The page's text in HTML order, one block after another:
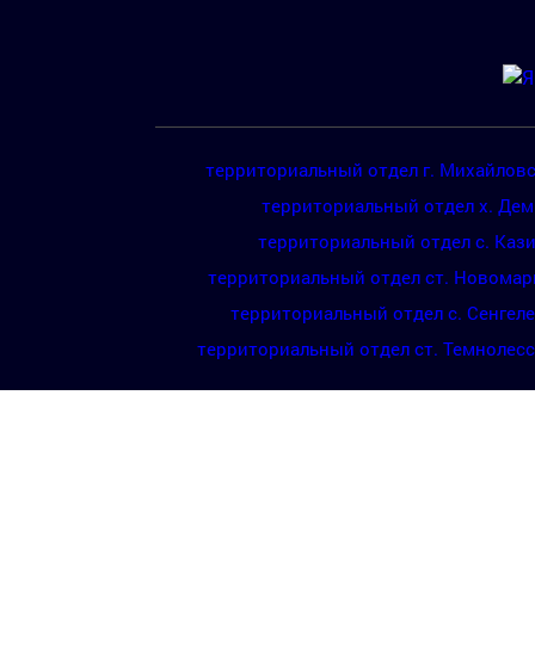
территориальный отдел г.
территориальный отдел х.
территориальный отдел с.
территориальный отдел ст.
территориальный отдел с.
территориальный отдел ст.